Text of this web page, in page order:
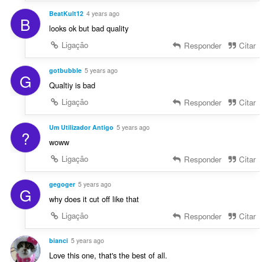
B BeatKult12 4 years ago
looks ok but bad quality
Ligação
Responder Citar
G gotbubble 5 years ago
Qualtiy is bad
Ligação
Responder Citar
? Um Utilizador Antigo 5 years ago
woww
Ligação
Responder Citar
G gegoger 5 years ago
why does it cut off like that
Ligação
Responder Citar
bianci 5 years ago
Love this one, that's the best of all.